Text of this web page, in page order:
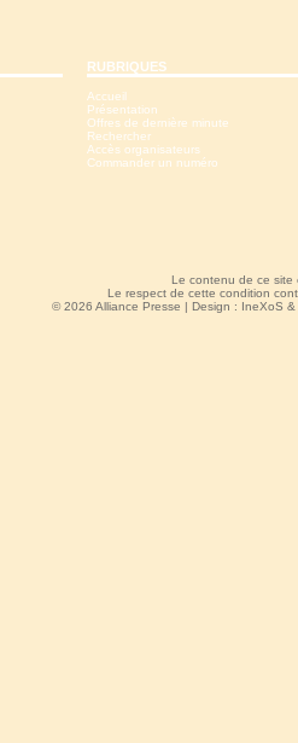
RUBRIQUES
Accueil
Présentation
Offres de dernière minute
Rechercher
Accès organisateurs
Commander un numéro
Le contenu de ce site
Le respect de cette condition
© 2026 Alliance Presse | Design : IneXoS &